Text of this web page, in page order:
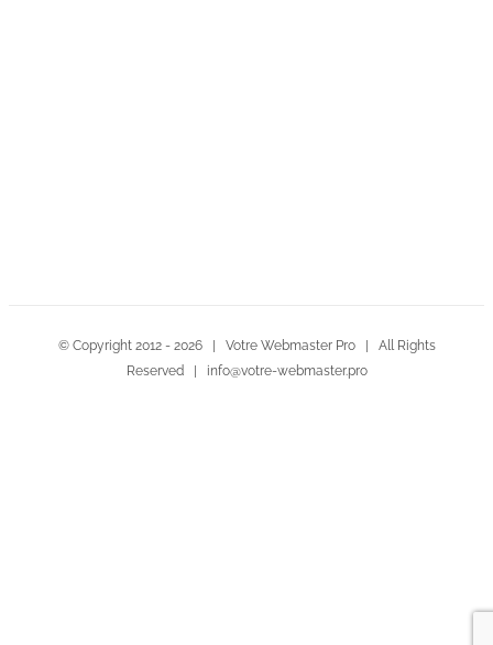
© Copyright 2012 - 2026 | Votre Webmaster Pro | All Rights
Reserved | info@votre-webmaster.pro